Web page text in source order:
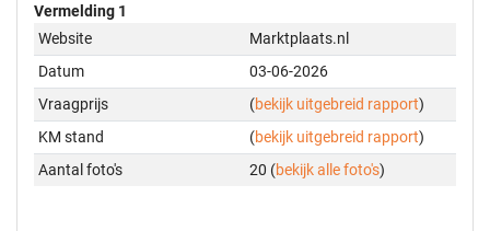
Vermelding 1
Website
Marktplaats.nl
Datum
03-06-2026
Vraagprijs
(bekijk uitgebreid rapport)
KM stand
(bekijk uitgebreid rapport)
Aantal foto's
20 (bekijk alle foto's)